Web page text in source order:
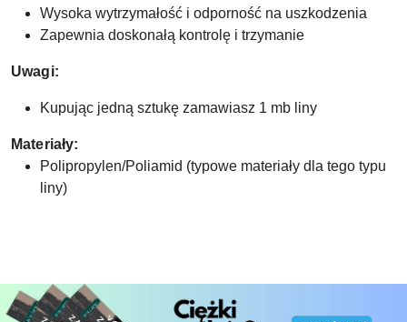
Wysoka wytrzymałość i odporność na uszkodzenia
Zapewnia doskonałą kontrolę i trzymanie
Uwagi:
Kupując jedną sztukę zamawiasz 1 mb liny
Materiały:
Polipropylen/Poliamid (typowe materiały dla tego typu
liny)